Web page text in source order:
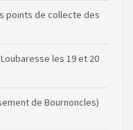
points de collecte des
les 19 et 20
de Bournoncles)